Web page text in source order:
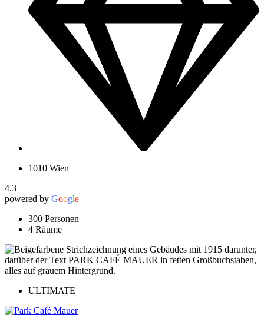
1010 Wien
4.3
powered by Google
300 Personen
4 Räume
ULTIMATE